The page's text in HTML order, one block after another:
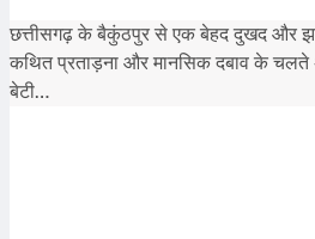
छत्तीसगढ़ के बैकुंठपुर से एक बेहद दुखद और
कथित प्रताड़ना और मानसिक दबाव के चलते
बेटी…